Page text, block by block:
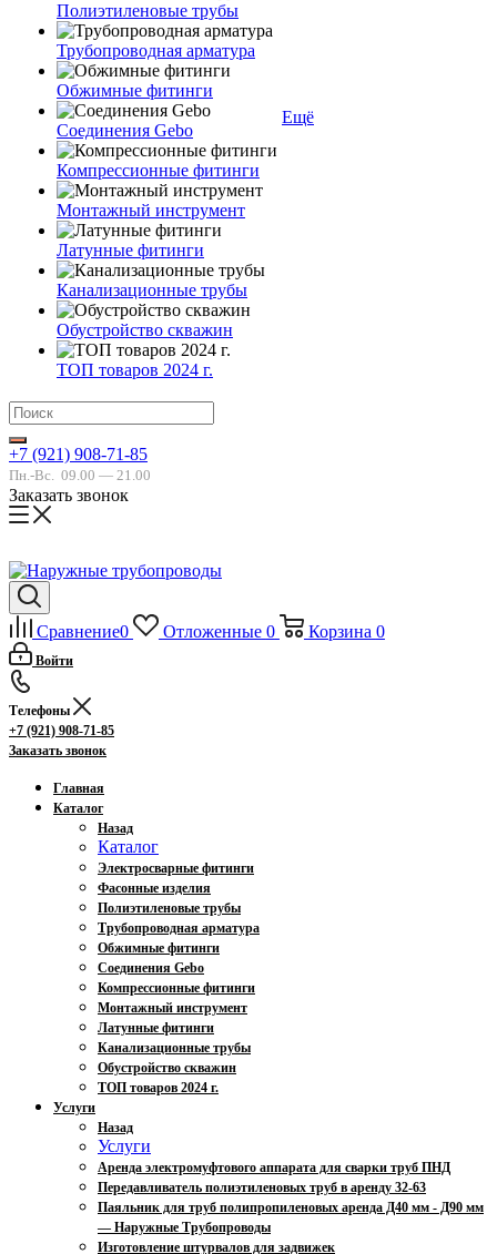
Полиэтиленовые трубы
Трубопроводная арматура
Обжимные фитинги
Соединения Gebo
Компрессионные фитинги
Монтажный инструмент
Латунные фитинги
Канализационные трубы
Обустройство скважин
ТОП товаров 2024 г.
Ещё
+7 (921) 908-71-85
Пн.-Вс. 09.00 — 21.00
Заказать звонок
Сравнение0 Отложенные 0 Корзина 0
Войти
Телефоны
+7 (921) 908-71-85
Заказать звонок
Главная
Каталог
Назад
Каталог
Электросварные фитинги
Фасонные изделия
Полиэтиленовые трубы
Трубопроводная арматура
Обжимные фитинги
Соединения Gebo
Компрессионные фитинги
Монтажный инструмент
Латунные фитинги
Канализационные трубы
Обустройство скважин
ТОП товаров 2024 г.
Услуги
Назад
Услуги
Аренда электромуфтового аппарата для сварки труб ПНД
Передавливатель полиэтиленовых труб в аренду 32-63
Паяльник для труб полипропиленовых аренда Д40 мм - Д90 мм
— Наружные Трубопроводы
Изготовление штурвалов для задвижек